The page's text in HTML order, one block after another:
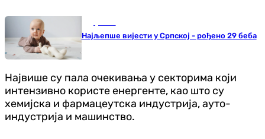
Најљепше вијести у Српској - рођено 29 беба
Највише су пала очекивања у секторима који
интензивно користе енергенте, као што су
хемијска и фармацеутска индустрија, ауто-
индустрија и машинство.